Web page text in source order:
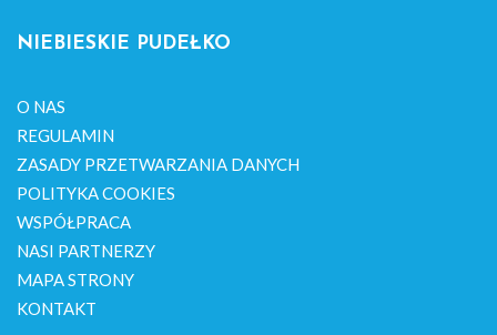
NIEBIESKIE PUDEŁKO
O NAS
REGULAMIN
ZASADY PRZETWARZANIA DANYCH
POLITYKA COOKIES
WSPÓŁPRACA
NASI PARTNERZY
MAPA STRONY
KONTAKT